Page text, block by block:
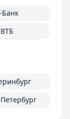
Банк
ВТБ